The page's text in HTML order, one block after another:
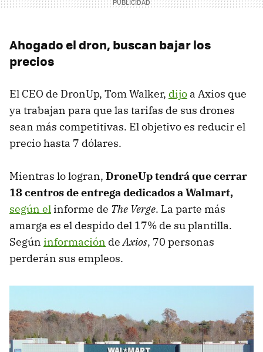
Ahogado el dron, buscan bajar los
precios
El CEO de DronUp, Tom Walker, dijo a Axios que
ya trabajan para que las tarifas de sus drones
sean más competitivas. El objetivo es reducir el
precio hasta 7 dólares.
Mientras lo logran, DroneUp tendrá que cerrar
18 centros de entrega dedicados a Walmart,
según el informe de The Verge. La parte más
amarga es el despido del 17% de su plantilla.
Según información deAxios, 70 personas
perderán sus empleos.